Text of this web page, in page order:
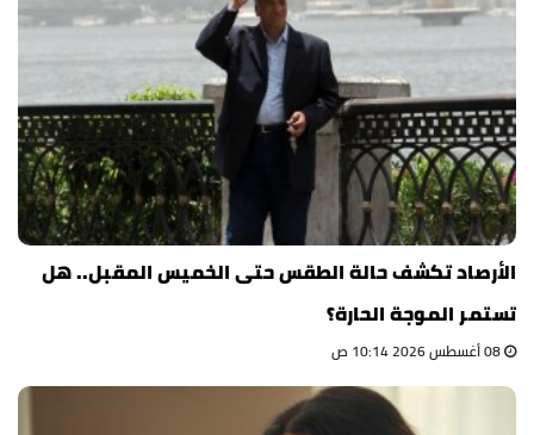
الأرصاد تكشف حالة الطقس حتى الخميس المقبل.. هل
تستمر الموجة الحارة؟